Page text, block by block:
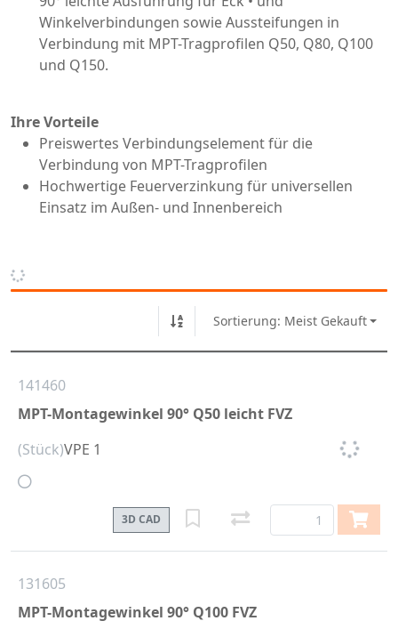
Winkelverbindungen sowie Aussteifungen in
Verbindung mit MPT-Tragprofilen Q50, Q80, Q100
und Q150.
Ihre Vorteile
Preiswertes Verbindungselement für die
Verbindung von MPT-Tragprofilen
Hochwertige Feuerverzinkung für universellen
Einsatz im Außen- und Innenbereich
Sortierung: Meist Gekauft
141460
MPT-Montagewinkel 90° Q50 leicht FVZ
(Stück)VPE 1
3D CAD
131605
MPT-Montagewinkel 90° Q100 FVZ